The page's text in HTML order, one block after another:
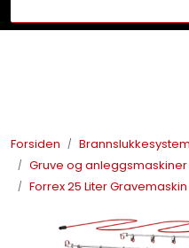
Forsiden Brannslukkesystem
Gruve og
Forrex 25 Liter Gravemaskin
Lysprodukter
Redningskammere